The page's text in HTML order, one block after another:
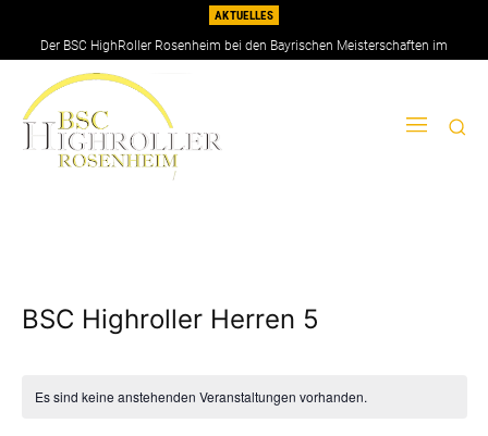
AKTUELLES
Der BSC HighRoller Rosenheim bei den Bayrischen Meisterschaften im
Doppel 2026
BSC Highroller Herren 5
Es sind keine anstehenden Veranstaltungen vorhanden.